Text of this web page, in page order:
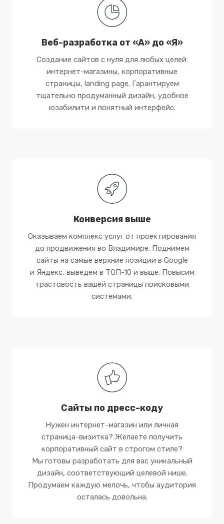
Веб-разработка от «А» до «Я»
Создание сайтов с нуля для любых целей:
интернет-магазины, корпоративные
страницы, landing page. Гарантируем
тщательно продуманный дизайн, удобное
юзабилити и понятный интерфейс.
Конверсия выше
Оказываем комплекс услуг от проектирования
до продвижения во Владимире. Поднимем
сайты на самые верхние позиции в Google
и Яндекс, выведем в ТОП-10 и выше. Повысим
трастовость вашей страницы поисковыми
системами.
Сайты по дресс-коду
Нужен интернет-магазин или личная
страница-визитка? Желаете получить
корпоративный сайт в строгом стиле?
Мы готовы разработать для вас уникальный
дизайн, соответствующий целевой нише.
Продумаем каждую мелочь, чтобы аудитория
осталась довольна.